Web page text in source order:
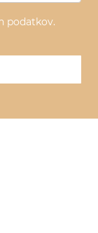
podatkov.